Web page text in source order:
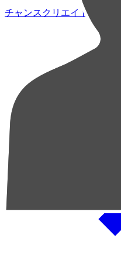
チャンスクリエイト総数